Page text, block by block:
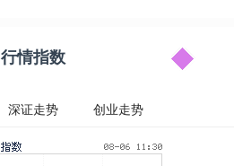
行情指数
深证走势 创业走势